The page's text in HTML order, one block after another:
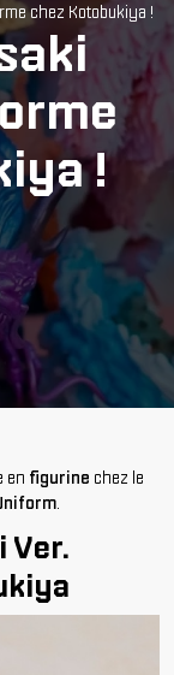
chez Kotobukiya !
!
en figurine chez le
.
Ver.